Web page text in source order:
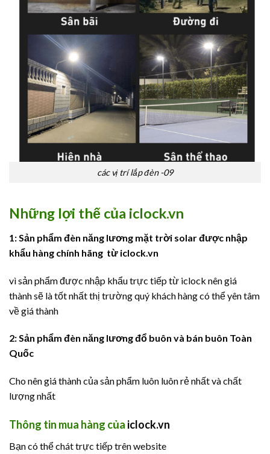
các vị trí lắp đèn -09
Những lợi thế của iclock.vn
1: Sản phẩm đèn năng lương mặt trời solar được nhập
khẩu hàng chính hãng từ iclock.vn
vì sản phẩm được nhập khẩu trực tiếp từ iclock nên giá
thành sẽ là tốt nhất thị trường quý khách hàng có thể yên tâm
về giá thành
2: Sản phẩm đèn năng lương đổ buôn và bán buôn Toàn
Quốc
Cho nên giá thành của sản phẩm luôn luôn rẻ nhất và chất
lượng nhất
Thông tin mua hàng của iclock.vn
Bạn có thể chát trực tiếp trên website